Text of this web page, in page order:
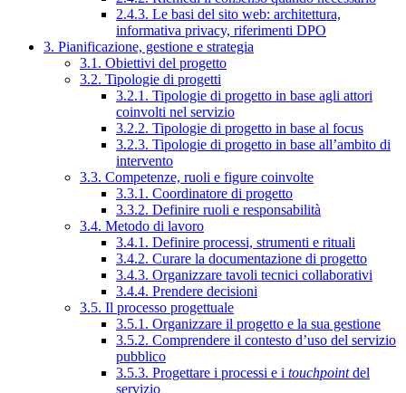
2.4.3. Le basi del sito web: architettura,
informativa privacy, riferimenti DPO
3. Pianificazione, gestione e strategia
3.1. Obiettivi del progetto
3.2. Tipologie di progetti
3.2.1. Tipologie di progetto in base agli attori
coinvolti nel servizio
3.2.2. Tipologie di progetto in base al focus
3.2.3. Tipologie di progetto in base all’ambito di
intervento
3.3. Competenze, ruoli e figure coinvolte
3.3.1. Coordinatore di progetto
3.3.2. Definire ruoli e responsabilità
3.4. Metodo di lavoro
3.4.1. Definire processi, strumenti e rituali
3.4.2. Curare la documentazione di progetto
3.4.3. Organizzare tavoli tecnici collaborativi
3.4.4. Prendere decisioni
3.5. Il processo progettuale
3.5.1. Organizzare il progetto e la sua gestione
3.5.2. Comprendere il contesto d’uso del servizio
pubblico
3.5.3. Progettare i processi e i touchpointdel
servizio